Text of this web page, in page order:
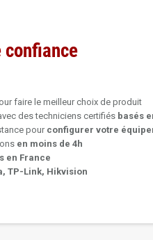
confiance
faire le meilleur choix de produit
des techniciens certifiés basés
pour configurer votre
en moins de 4h
en France
TP-Link, Hikvision